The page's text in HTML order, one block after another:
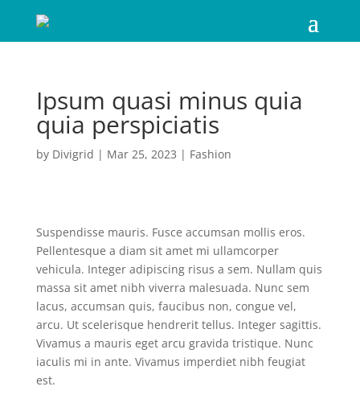
Ipsum quasi minus quia
quia perspiciatis
by Divigrid | Mar 25, 2023 | Fashion
Suspendisse mauris. Fusce accumsan mollis eros.
Pellentesque a diam sit amet mi ullamcorper
vehicula. Integer adipiscing risus a sem. Nullam quis
massa sit amet nibh viverra malesuada. Nunc sem
lacus, accumsan quis, faucibus non, congue vel,
arcu. Ut scelerisque hendrerit tellus. Integer sagittis.
Vivamus a mauris eget arcu gravida tristique. Nunc
iaculis mi in ante. Vivamus imperdiet nibh feugiat
est.